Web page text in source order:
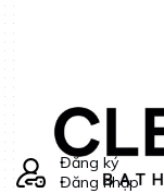
Đăng ký
Đăng nhập